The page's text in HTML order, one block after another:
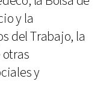
y la
del Trabajo, la
y